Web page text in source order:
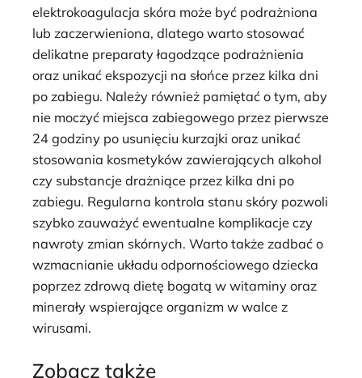
elektrokoagulacja skóra może być podrażniona
lub zaczerwieniona, dlatego warto stosować
delikatne preparaty łagodzące podrażnienia
oraz unikać ekspozycji na słońce przez kilka dni
po zabiegu. Należy również pamiętać o tym, aby
nie moczyć miejsca zabiegowego przez pierwsze
24 godziny po usunięciu kurzajki oraz unikać
stosowania kosmetyków zawierających alkohol
czy substancje drażniące przez kilka dni po
zabiegu. Regularna kontrola stanu skóry pozwoli
szybko zauważyć ewentualne komplikacje czy
nawroty zmian skórnych. Warto także zadbać o
wzmacnianie układu odpornościowego dziecka
poprzez zdrową dietę bogatą w witaminy oraz
minerały wspierające organizm w walce z
wirusami.
Zobacz także